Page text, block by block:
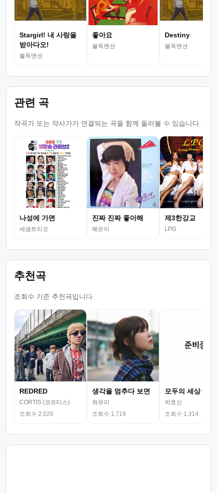
Stargirl! 내 사랑을
받아다오!
불독맨션
좋아요
불독맨션
Destiny
불독맨션
관련 곡
작곡가 또는 작사가가 연결되는 곡을 함께 둘러볼 수 있습니다.
나성에 가면
세샘트리오
진짜 진짜 좋아해
혜은이
제3한강교
LPG
추천곡
조회수 기준 추천곡입니다.
REDRED
CORTIS (코르티스)
조회수 2,026
생각을 멈추다 보면
최유리
조회수 1,719
모두의 세상 (뮤
박효신
조회수 1,314